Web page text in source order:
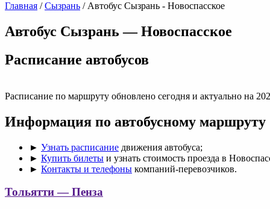
Главная /Сызрань / Автобус Сызрань - Новоспасское
Автобус Сызрань — Новоспасское
Раcписание автобусов
Расписание по маршруту обновлено сегодня и актуально на
Информация по автобусному
► Узнать расписание движения автобуса;
► Купить билеты и узнать стоимость проезда в
► Контакты и телефоны компаний-перевозчиков.
Тольятти — Пенза